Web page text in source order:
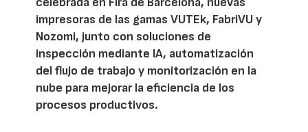
impresoras de las gamas VUTEk, FabriVU y
Nozomi, junto con soluciones de
inspección mediante IA, automatización
del flujo de trabajo y monitorización en la
nube para mejorar la eficiencia de los
procesos productivos.